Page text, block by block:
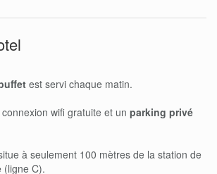
est servi chaque matin.
connexion wifi gratuite et un parking privé
à seulement 100 mètres de la station de
(ligne C).